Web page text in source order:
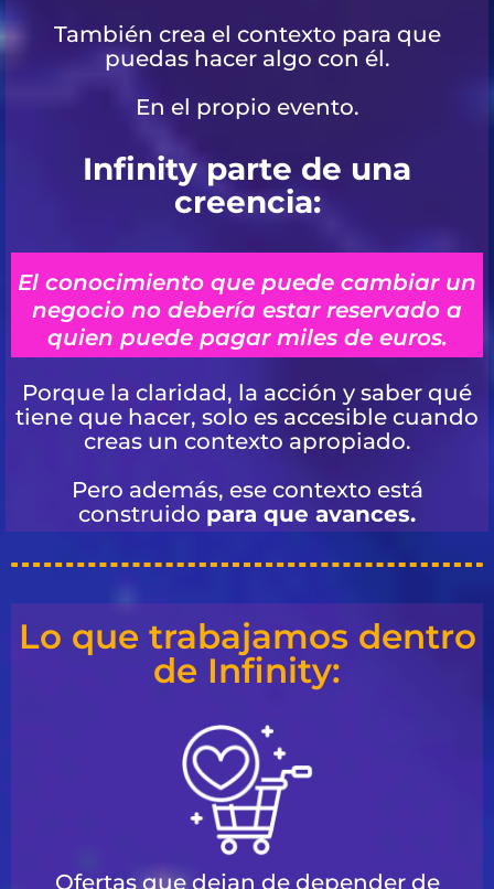
También crea el contexto para que
puedas hacer algo con él.
En el propio evento.
Infinity parte de una
creencia:
El conocimiento que puede cambiar un
negocio no debería estar reservado a
quien puede pagar miles de euros.
Porque la claridad, la acción y saber qué
tiene que hacer, solo es accesible cuando
creas un contexto apropiado.
Pero además, ese contexto está
construido para que avances.
Lo que trabajamos dentro
de Infinity:
Ofertas que dejan de depender de